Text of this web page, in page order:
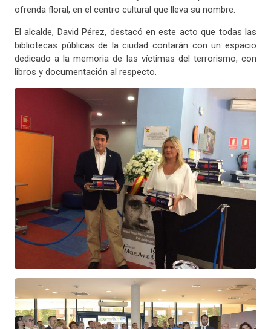
ofrenda floral, en el centro cultural que lleva su nombre.
El alcalde, David Pérez, destacó en este acto que todas las
bibliotecas públicas de la ciudad contarán con un espacio
dedicado a la memoria de las víctimas del terrorismo, con
libros y documentación al respecto.